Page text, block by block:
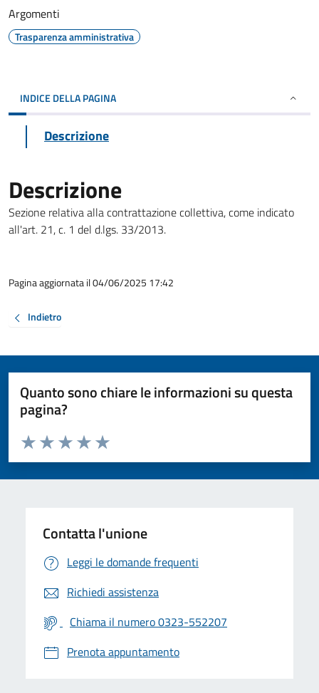
Argomenti
Trasparenza amministrativa
INDICE DELLA PAGINA
Descrizione
Descrizione
Sezione relativa alla contrattazione collettiva, come indicato
all'art. 21, c. 1 del d.lgs. 33/2013.
Pagina aggiornata il 04/06/2025 17:42
Indietro
Quanto sono chiare le informazioni su questa
pagina?
Valuta da 1 a 5 stelle la pagina
Valuta 5 stelle su 5
Valuta 4 stelle su 5
Valuta 3 stelle su 5
Valuta 2 stelle su 5
Valuta 1 stelle su 5
Contatta l'unione
Leggi le domande frequenti
Richiedi assistenza
Chiama il numero 0323-552207
Prenota appuntamento